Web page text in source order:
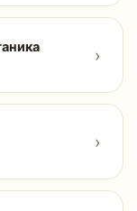
›
›